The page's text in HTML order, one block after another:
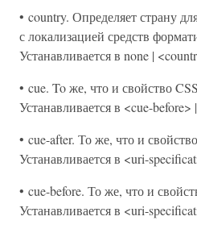
• country. Определяет страну
с локализацией средств
Устанавливается в none |
• cue. To же, что и свойство
Устанавливается в <cue-
• cue-after. То же, что и
Устанавливается в <uri-
• cue-before. То же, что и
Устанавливается в <uri-